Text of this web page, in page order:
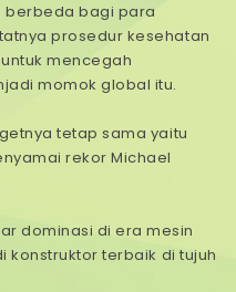
berbeda bagi para
prosedur kesehatan
mencegah
momok global itu.
tetap sama yaitu
rekor Michael
dominasi di era mesin
konstruktor terbaik di tujuh